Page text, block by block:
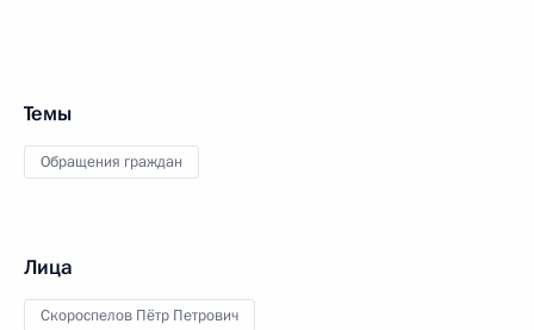
Темы
Обращения граждан
Лица
Скороспелов Пётр Петрович